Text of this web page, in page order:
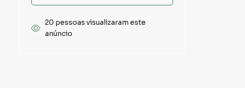
20 pessoas visualizaram este
anúncio